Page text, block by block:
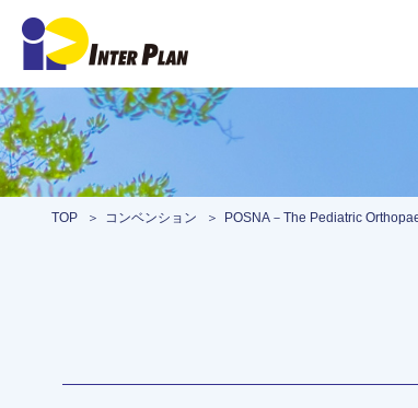
TOP コンベンション POSNA－The Pediatric